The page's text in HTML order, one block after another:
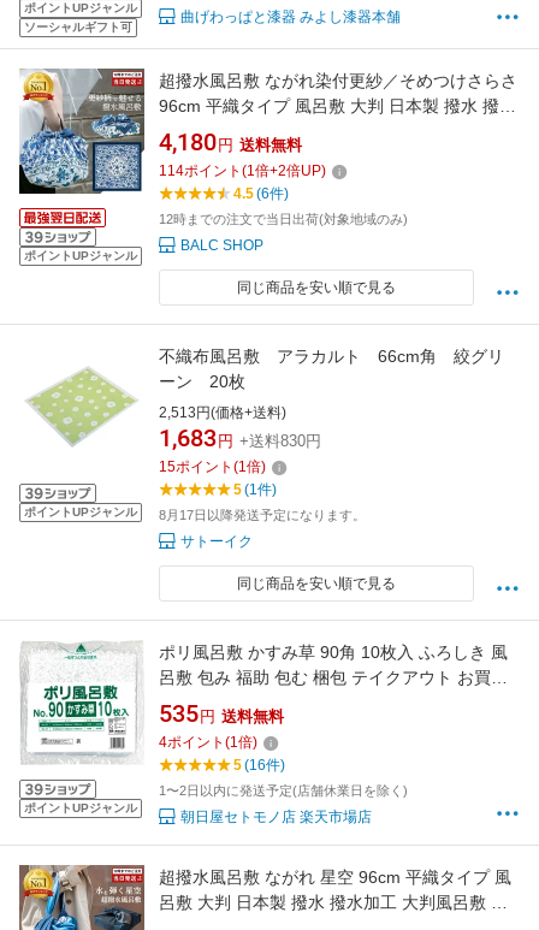
ポイントUPジャンル
ソーシャルギフト可
曲げわっぱと漆器 みよし漆器本舗
ポイントUPジャンル
超撥水風呂敷 ながれ染付更紗／そめつけさらさ
96cm 平織タイプ 風呂敷 大判 日本製 撥水 撥水
加工 大判風呂敷 ふろしき 和柄 おしゃれ かわい
い 大きい サイズ バッグカバー 防災 水 運ぶ エ
コバッグ レイングッズ 和柄風呂敷 センスのい
い プチギフト ギフト包装可
4,180 円 送料無料
114ポイント (1倍+2倍UP)
4.5(6件)
12時までの注文で当日出荷(対象地域のみ)
BALC SHOP
同じ商品を安い順で見る
ポイントUPジャンル
不織布風呂敷 アラカルト 66cm角 絞グリ
ーン 20枚
2,513円(価格+送料)
1,683 円 +送料830円
15ポイント (1倍)
5(1件)
8月17日以降発送予定になります。
サトーイク
同じ商品を安い順で見る
ポイントUPジャンル
ポリ風呂敷 かすみ草 90角 10枚入 ふろしき 風
呂敷 包み 福助 包む 梱包 テイクアウト お買い
物バッグ エコバッグ 菓子折り包み お土産 旅行
持ち運び 仕出し弁当 レストラン 仕出し容器 仕
出し弁当 弁当 お持ち帰り シンプル まとめ買い
ポイント消化
535 円 送料無料
4ポイント (1倍)
5(16件)
1〜2日以内に発送予定(店舗休業日を除く)
朝日屋セトモノ店 楽天市場店
超撥水風呂敷 ながれ 星空 96cm 平織タイプ 風
呂敷 大判 日本製 撥水 撥水加工 大判風呂敷 ふ